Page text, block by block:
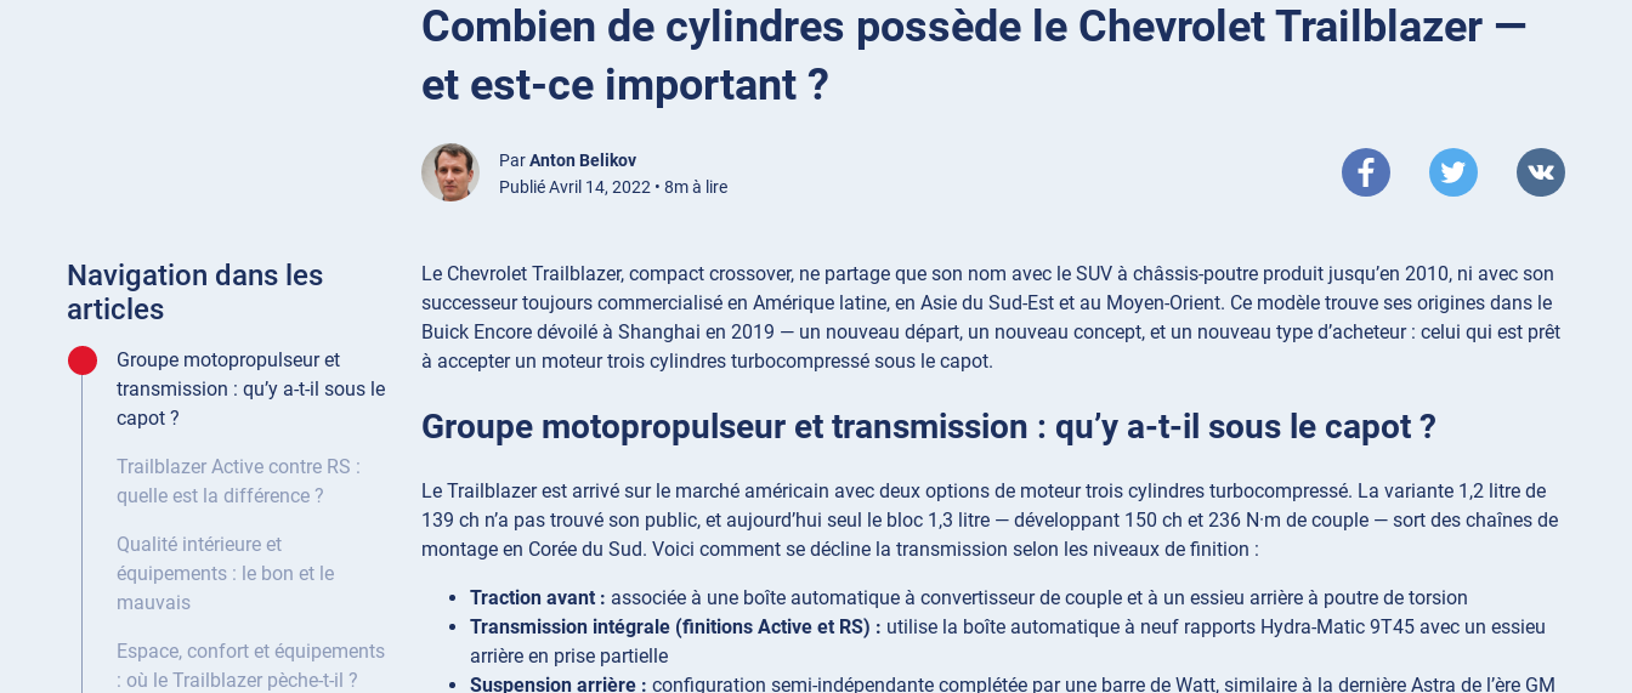
Combien de cylindres possède le Chevrolet Trailblazer —
et est-ce important ?
ParAnton Belikov
Publié Avril 14, 2022 • 8m à lire
Navigation dans les
articles
Groupe motopropulseur et
transmission : qu’y a-t-il sous le
capot ?
Trailblazer Active contre RS :
quelle est la différence ?
Qualité intérieure et
équipements : le bon et le
mauvais
Espace, confort et équipements
: où le Trailblazer pèche-t-il ?
Le Chevrolet Trailblazer, compact crossover, ne partage que son nom avec le SUV à châssis-poutre produit jusqu’en 2010, ni avec son
successeur toujours commercialisé en Amérique latine, en Asie du Sud-Est et au Moyen-Orient. Ce modèle trouve ses origines dans le
Buick Encore dévoilé à Shanghai en 2019 — un nouveau départ, un nouveau concept, et un nouveau type d’acheteur : celui qui est prêt
à accepter un moteur trois cylindres turbocompressé sous le capot.
Groupe motopropulseur et transmission : qu’y a-t-il sous le capot ?
Le Trailblazer est arrivé sur le marché américain avec deux options de moteur trois cylindres turbocompressé. La variante 1,2 litre de
139 ch n’a pas trouvé son public, et aujourd’hui seul le bloc 1,3 litre — développant 150 ch et 236 N·m de couple — sort des chaînes de
montage en Corée du Sud. Voici comment se décline la transmission selon les niveaux de finition :
Traction avant : associée à une boîte automatique à convertisseur de couple et à un essieu arrière à poutre de torsion
Transmission intégrale (finitions Active et RS) : utilise la boîte automatique à neuf rapports Hydra-Matic 9T45 avec un essieu
arrière en prise partielle
Suspension arrière : configuration semi-indépendante complétée par une barre de Watt, similaire à la dernière Astra de l’ère GM